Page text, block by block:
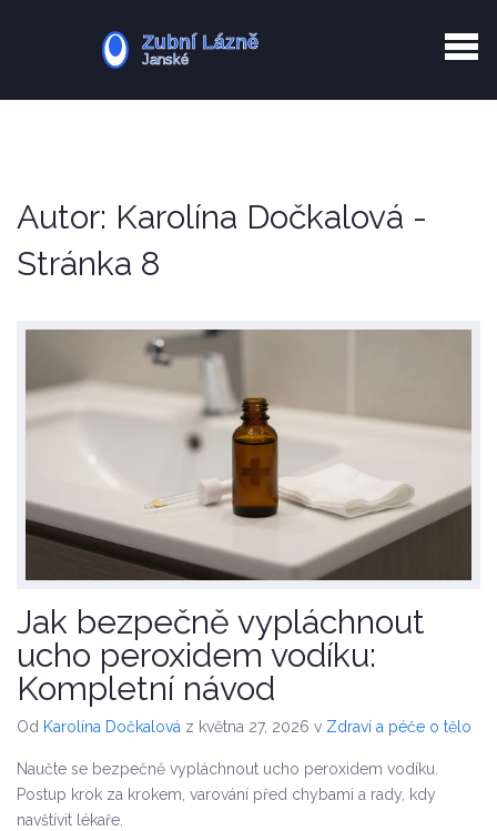
Zotavení po extrakci
Autor: Karolína Dočkalová -
Stránka 8
Jak bezpečně vypláchnout
ucho peroxidem vodíku:
Kompletní návod
Od Karolína Dočkalová z května 27, 2026 v Zdraví a péče o tělo
Naučte se bezpečně vypláchnout ucho peroxidem vodíku.
Postup krok za krokem, varování před chybami a rady, kdy
navštívit lékaře.